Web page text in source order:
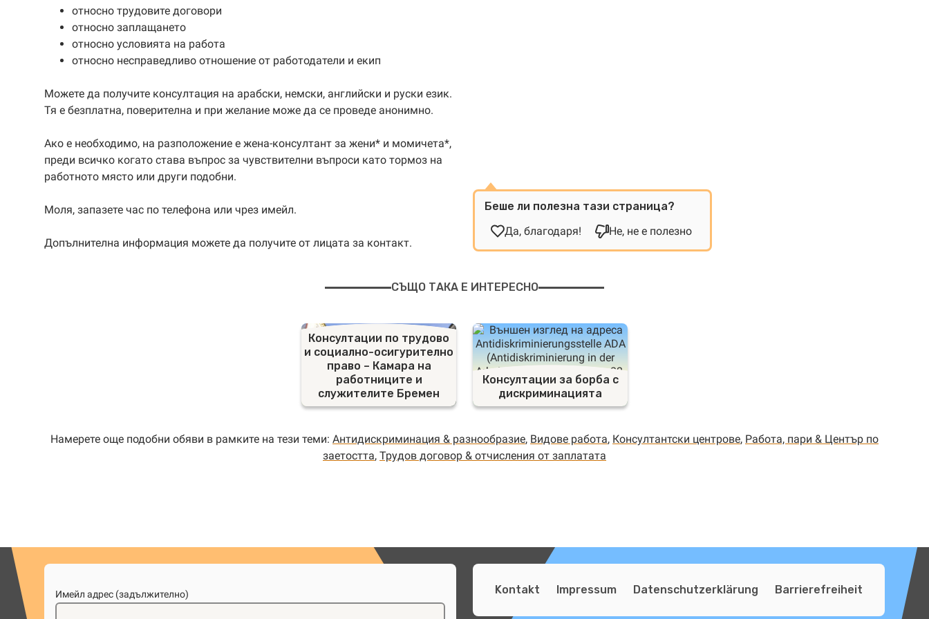
относно трудовите договори
относно заплащането
относно условията на работа
относно несправедливо отношение от работодатели и екип
Можете да получите консултация на арабски, немски, английски и руски език.
Тя е безплатна, поверителна и при желание може да се проведе анонимно.
Ако е необходимо, на разположение е жена-консултант за жени* и момичета*,
преди всичко когато става въпрос за чувствителни въпроси като тормоз на
работното място или други подобни.
Моля, запазете час по телефона или чрез имейл.
Допълнителна информация можете да получите от лицата за контакт.
Беше ли полезна тази страница?
Да, благодаря!
Не, не е полезно
СЪЩО ТАКА Е ИНТЕРЕСНО
Консултации по трудово
и социално-осигурително
право – Камара на
работниците и
служителите Бремен
Консултации за борба с
дискриминацията
Намерете още подобни обяви в рамките на тези теми: Антидискриминация & разнообразие, Видове работа, Консултантски центрове, Работа, пари & Център по
заетостта, Трудов договор & отчисления от заплатата
Имейл адрес (задължително) Kontakt Impressum Datenschutzerklärung Barrierefreiheit